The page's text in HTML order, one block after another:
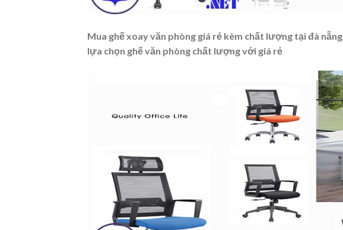
Mua ghế xoay văn phòng giá rẻ kèm chất lượng tại đà
lựa chọn ghế văn phòng chất lượng với giá rẻ